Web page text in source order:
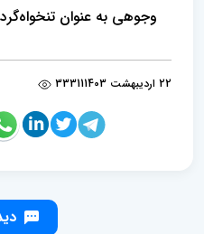
وجوهی به‌ عنوان
22 اردیبهشت 1403 33311